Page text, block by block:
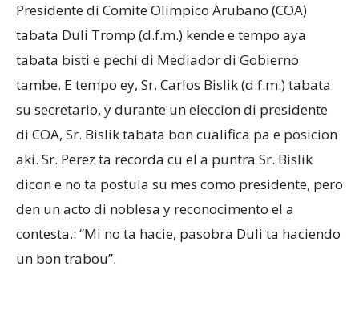
Presidente di Comite Olimpico Arubano (COA)
tabata Duli Tromp (d.f.m.) kende e tempo aya
tabata bisti e pechi di Mediador di Gobierno
tambe. E tempo ey, Sr. Carlos Bislik (d.f.m.) tabata
su secretario, y durante un eleccion di presidente
di COA, Sr. Bislik tabata bon cualifica pa e posicion
aki. Sr. Perez ta recorda cu el a puntra Sr. Bislik
dicon e no ta postula su mes como presidente, pero
den un acto di noblesa y reconocimento el a
contesta.: “Mi no ta hacie, pasobra Duli ta haciendo
un bon trabou”.